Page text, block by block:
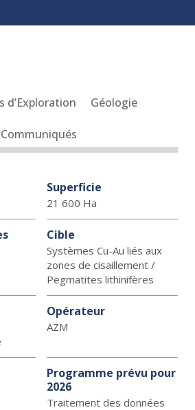
d’Exploration Géologie
Communiqués
Superficie
21 600 Ha
Cible
Systèmes Cu-Au liés aux
zones de cisaillement /
Pegmatites lithinifères
Opérateur
AZM
Programme prévu pour
2026
Traitement des données